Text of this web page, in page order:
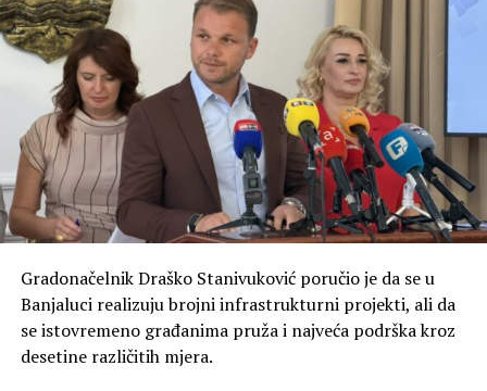
Gradonačelnik Draško Stanivuković poručio je da se u
Banjaluci realizuju brojni infrastrukturni projekti, ali da
se istovremeno građanima pruža i najveća podrška kroz
desetine različitih mjera.